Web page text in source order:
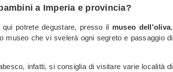
a Imperia e provincia?
potrete degustare, presso il museo dell'oliva,
museo che vi svelerà ogni segreto e passaggio di
infatti, si consiglia di visitare varie località di